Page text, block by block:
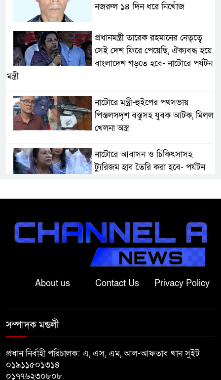
নজরুল ১৪ দিন ধরে নিখোঁজ
প্রধানমন্ত্রী তারেক রহমানের নেতৃত্বে
সেই দেশ ফিরে পেয়েছি, ঐক্যবদ্ধ হয়ে
বাংলাদেশ গড়তে হবে- নাটোরে পর্যটন
মন্ত্রী
নাটোরে মন্ত্রী-হুইপের পথসভায়
পিস্তলসদৃশ বস্তুসহ যুবক আটক, মিলল
খেলনা অস্ত্র
নাটোরে আবাসন ও চিকিৎসাসহ
ট্যুরিজম হাব তৈরি করা হবে- পর্যটন
আটক ব্যক্তিকে শাস্তি
শ্রীবরদীতে বৃদ্ধের ম’রদে’হ উদ্ধার,
চাঁদাবাজির অভিযোগ, বাগাতিপাড়ার
About us Contact Us Privacy Policy
সম্পাদক মন্ডলী
প্রধান নির্বাহী পরিচালক: এ, এস, এম, আল-আফতাব খান সুইট
০১৯১১৫০১৩১৪
০১৭৭৬২৩০৮০৮